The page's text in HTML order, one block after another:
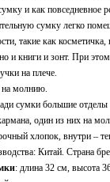
и как повседневное
сумку легко
такие как
и книги и зонт. При
на плече.
на молнию.
сумки большие
один из них на
хлопок, внутри –
Китай. Страна
: длина 32 см, высота